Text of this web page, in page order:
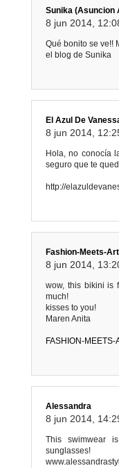
Sunika (Asuncion
8 jun 2014,
Qué bonito se ve!!
el blog de Sunika
El Azul De
8 jun 2014,
Hola, no conocía
seguro que te
http://
Fashion-Meets-Art
8 jun 2014,
wow, this bikini is
much!
kisses to you!
Maren Anita
FASHION-
Alessandra
8 jun 2014,
This swimwear
sunglasses!